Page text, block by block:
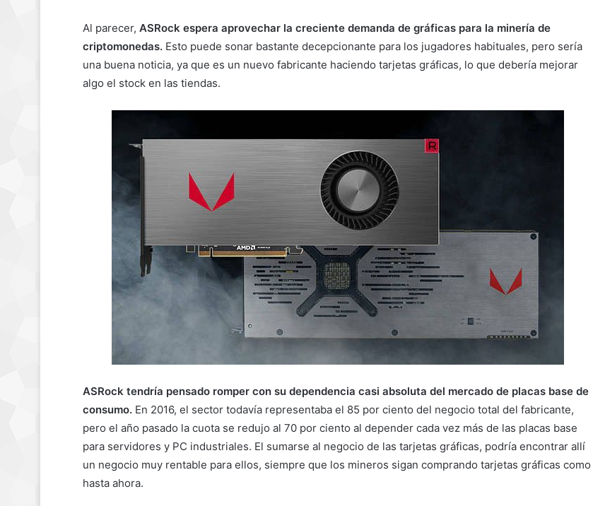
Al parecer, ASRock espera aprovechar la creciente demanda de gráficas para la minería de
criptomonedas. Esto puede sonar bastante decepcionante para los jugadores habituales, pero sería
una buena noticia, ya que es un nuevo fabricante haciendo tarjetas gráficas, lo que debería mejorar
algo el stock en las tiendas.
ASRock tendría pensado romper con su dependencia casi absoluta del mercado de placas base de
consumo. En 2016, el sector todavía representaba el 85 por ciento del negocio total del fabricante,
pero el año pasado la cuota se redujo al 70 por ciento al depender cada vez más de las placas base
para servidores y PC industriales. El sumarse al negocio de las tarjetas gráficas, podría encontrar allí
un negocio muy rentable para ellos, siempre que los mineros sigan comprando tarjetas gráficas como
hasta ahora.